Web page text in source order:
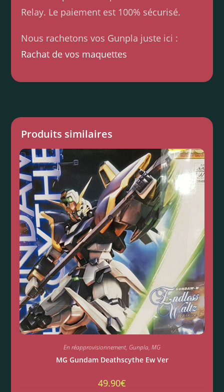
Relay. Le paiement est 100% sécurisé.
Nous rachetons vos Gunpla juste ici :
Rachat de vos maquettes
Produits similaires
En réapprovisionnement, Gunpla, MG
MG Gundam Deathscythe Ew Ver
49.90€